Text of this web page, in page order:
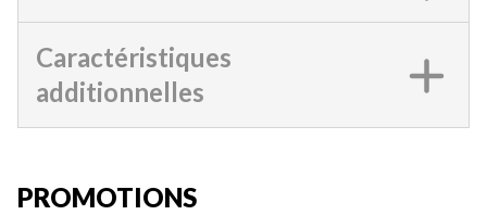
Caractéristiques
additionnelles
PROMOTIONS